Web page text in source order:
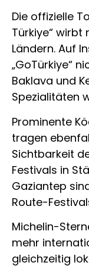
Die offizielle
Türkiye“ wirbt
Ländern. Auf
„GoTürkiye“
Baklava und
Spezialitäten
Prominente
tragen
Sichtbarkeit
Festivals in
Gaziantep
Route-
Michelin-
mehr
gleichzeitig